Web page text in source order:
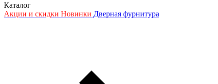
Каталог
Акции и скидки Новинки Дверная фурнитура